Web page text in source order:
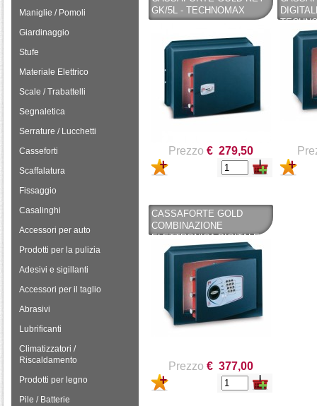
Maniglie / Pomoli
Giardinaggio
Stufe
Materiale Elettrico
Scale / Trabattelli
Segnaletica
Serrature / Lucchetti
Casseforti
Scaffalatura
Fissaggio
Casalinghi
Accessori per auto
Prodotti per la pulizia
Adesivi e sigillanti
Accessori per il taglio
Abrasivi
Lubrificanti
Climatizzatori /
Riscaldamento
Prodotti per legno
Pile / Batterie
GK/5L - TECHNOMAX
Prezzo € 279,50
CASSAFORTE GOLD
COMBINAZIONE
ELETTRONICA DIGITALE
TRONY GT/5L -
TECHNOMAX
Prezzo € 377,00